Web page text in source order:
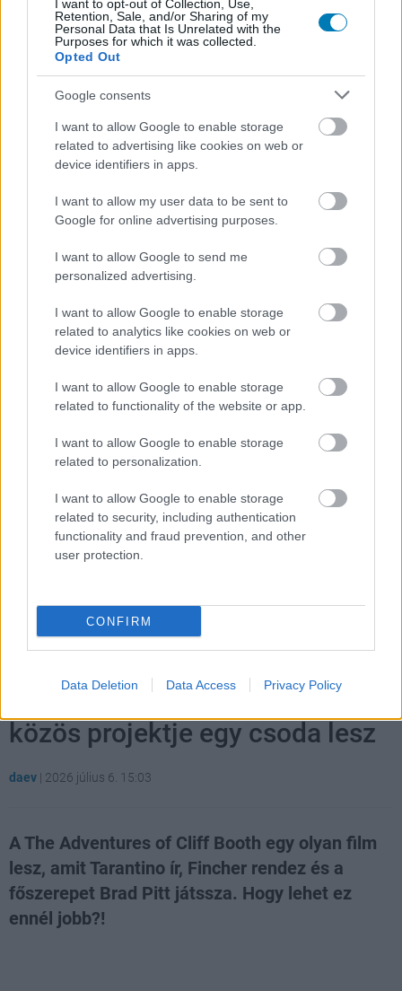
I want to opt-out of Collection, Use,
Retention, Sale, and/or Sharing of my
Personal Data that Is Unrelated with the
Purposes for which it was collected.
Opted Out
Google consents
I want to allow Google to enable storage
related to advertising like cookies on web or
device identifiers in apps.
I want to allow my user data to be sent to
Google for online advertising purposes.
I want to allow Google to send me
personalized advertising.
I want to allow Google to enable storage
related to analytics like cookies on web or
device identifiers in apps.
I want to allow Google to enable storage
related to functionality of the website or app.
I want to allow Google to enable storage
related to personalization.
I want to allow Google to enable storage
related to security, including authentication
functionality and fraud prevention, and other
user protection.
CONFIRM
Data Deletion Data Access Privacy Policy
persze egy sárkány.
A Sárkányok háza tehát megint azt csinálja, amit a nézők
egy része szeret, a könyvolvasók egy része pedig
gyanakodva figyel, vagyis nem egyszerűen adaptál,
hanem újraértelmezi a Tűz és vér eseményeit.
Bukdácsnál ez most különösen nagyot szólt, még úgy is,
hogy magát a csatát nem láttuk.
SMASH by Meló-Diák: Homok, zene és a nyár legjobb
hangulata – Jön a második forduló! (X)
Július végén folytatódik a balatoni strandröplabda-
#sárkányok háza #house of the dragon
#hbo
Hozzászólások
A két kedvenc rendezőm első
közös projektje egy csoda lesz
daev | 2026 július 6. 15:03
A The Adventures of Cliff Booth egy olyan film
lesz, amit Tarantino ír, Fincher rendez és a
főszerepet Brad Pitt játssza. Hogy lehet ez
ennél jobb?!